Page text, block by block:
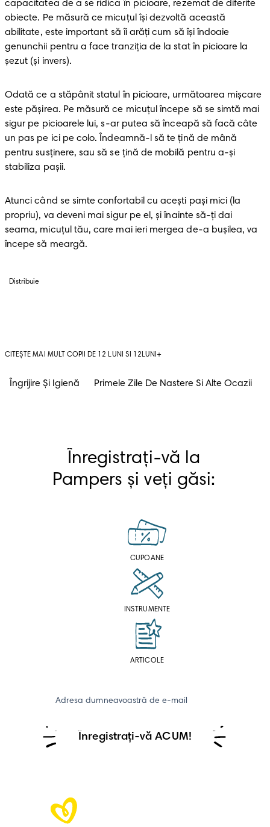
capacitatea de a se ridica în picioare, rezemat de diferite
obiecte. Pe măsură ce micuțul își dezvoltă această
abilitate, este important să îi arăți cum să își îndoaie
genunchii pentru a face tranziția de la stat în picioare la
șezut (și invers).
Odată ce a stăpânit statul în picioare, următoarea mișcare
este pășirea. Pe măsură ce micuțul începe să se simtă mai
sigur pe picioarele lui, s-ar putea să înceapă să facă câte
un pas pe ici pe colo. Îndeamnă-l să te țină de mână
pentru susținere, sau să se țină de mobilă pentru a-și
stabiliza pașii.
Atunci când se simte confortabil cu acești pași mici (la
propriu), va deveni mai sigur pe el, și înainte să-ți dai
seama, micuțul tău, care mai ieri mergea de-a bușilea, va
începe să meargă.
Distribuie
CITEȘTE MAI MULT COPII DE 12 LUNI SI 12LUNI+
Îngrijire Și Igienă Primele Zile De Nastere Si Alte Ocazii
Înregistrați-vă la
Pampers și veți găsi:
CUPOANE
INSTRUMENTE
ARTICOLE
Adresa dumneavoastră de e-mail
Înregistrați-vă ACUM!